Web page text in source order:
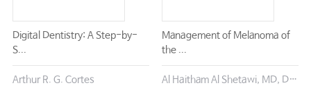
Digital Dentistry: A Step-by-
S...
Arthur R. G. Cortes
Management of Melanoma of
the ...
Al Haitham Al Shetawi, MD, DMD